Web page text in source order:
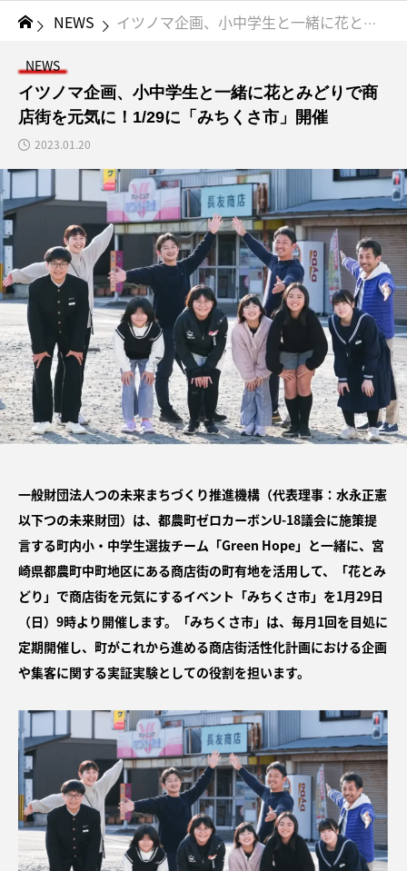
NEWS イツノマ企画、小中学生と一緒に花とみどりで商店街を元気に！1/29に「みちくさ市」開催
NEWS
イツノマ企画、小中学生と一緒に花とみどりで商
店街を元気に！1/29に「みちくさ市」開催
2023.01.20
一般財団法人つの未来まちづくり推進機構（代表理事：水永正憲
以下つの未来財団）は、都農町ゼロカーボンU-18議会に施策提
言する町内小・中学生選抜チーム「Green Hope」と一緒に、宮
崎県都農町中町地区にある商店街の町有地を活用して、「花とみ
どり」で商店街を元気にするイベント「みちくさ市」を1月29日
（日）9時より開催します。「みちくさ市」は、毎月1回を目処に
定期開催し、町がこれから進める商店街活性化計画における企画
や集客に関する実証実験としての役割を担います。